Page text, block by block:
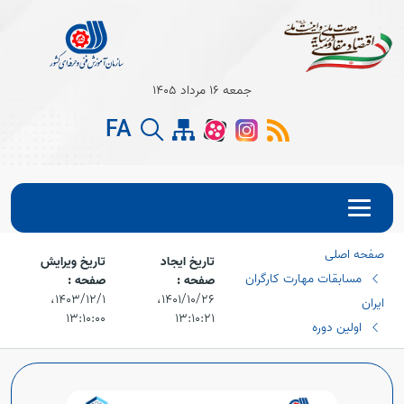
Open
Open
Open
Open
Open
جمعه 16 مرداد 1405
FA
صفحه اصلی
مسابقات مهارت کارگران
ایران
اولین دوره
تاریخ ایجاد
صفحه :
۱۴۰۱/۱۰/۲۶،‏
۱۳:۱۰:۲۱
تاریخ ویرایش
صفحه :
۱۴۰۳/۱۲/۱،‏
۱۳:۱۰:۰۰